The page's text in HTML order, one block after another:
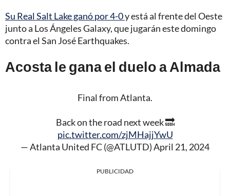
Su Real Salt Lake ganó por 4-0y está al frente del Oeste
junto a Los Ángeles Galaxy, que jugarán este domingo
contra el San José Earthquakes.
Acosta le gana el duelo a Almada
Final from Atlanta.
Back on the road next week 🔜
pic.twitter.com/zjMHajjYwU
— Atlanta United FC (@ATLUTD)April 21, 2024
PUBLICIDAD